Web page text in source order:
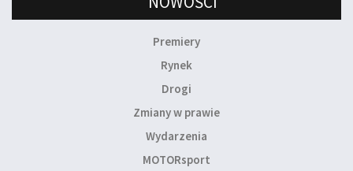
Premiery
Rynek
Drogi
Zmiany w prawie
Wydarzenia
MOTORsport